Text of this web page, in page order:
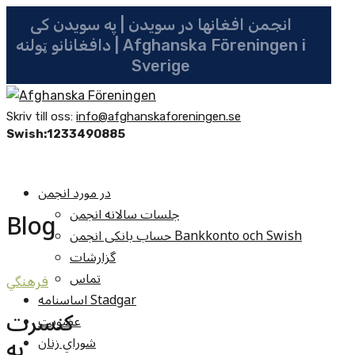
انجمن افغانها در سویدن | په سویدن کی
دافغانانو ټولنه | Afghanska Föreningen i
Sverige
Skriv till oss: info@afghanskaforeningen.se
Swish:1233490885
در مورد انجمن
جلسات سالانه انجمن
حساب بانکی انجمن Bankkonto och Swish
گزارشات
تماس
اساسنامه Stadgar
عضویت
شوراي زنان
Blog
فرهنگي
کنسرت